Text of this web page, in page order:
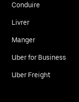
Conduire
Livrer
Manger
Uber for Business
Uber Freight